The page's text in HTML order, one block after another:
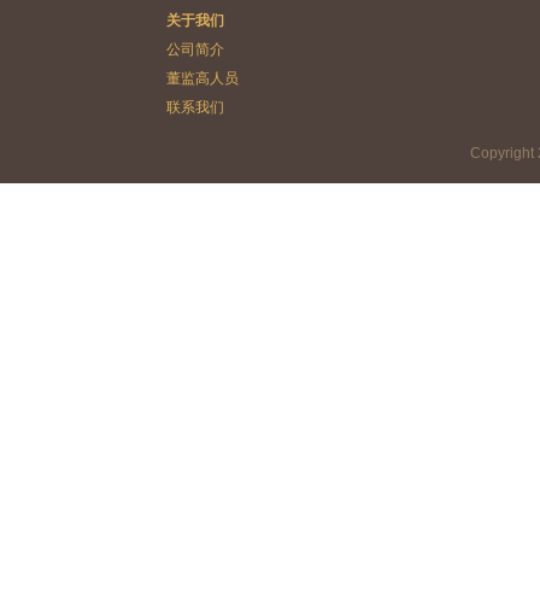
关于我们
公司简介
董监高人员
联系我们
Copyright